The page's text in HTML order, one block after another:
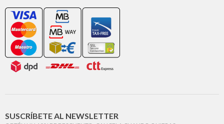
SUSCRÍBETE AL NEWSLETTER